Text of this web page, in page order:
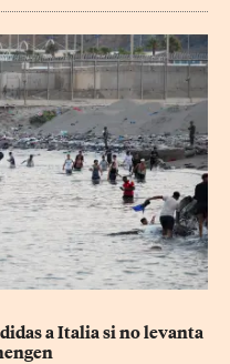
a Italia si no levanta